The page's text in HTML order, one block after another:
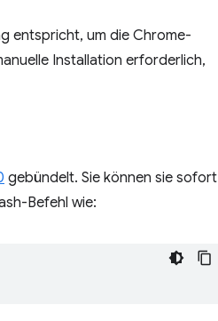
entspricht, um die Chrome-
Installation erforderlich,
gebündelt. Sie können sie sofort
Befehl wie: